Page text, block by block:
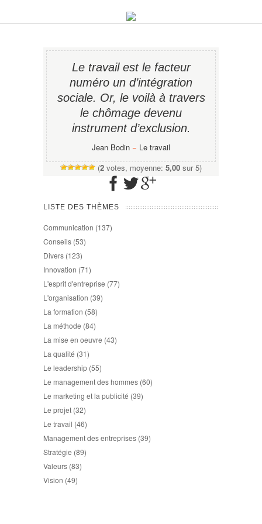
Le travail est le facteur
numéro un d’intégration
sociale. Or, le voilà à travers
le chômage devenu
instrument d’exclusion.
Jean Bodin − Le travail
(2 votes, moyenne: 5,00 sur 5)
LISTE DES THÈMES
Communication (137)
Conseils (53)
Divers (123)
Innovation (71)
L'esprit d'entreprise (77)
L'organisation (39)
La formation (58)
La méthode (84)
La mise en oeuvre (43)
La qualité (31)
Le leadership (55)
Le management des hommes (60)
Le marketing et la publicité (39)
Le projet (32)
Le travail (46)
Management des entreprises (39)
Stratégie (89)
Valeurs (83)
Vision (49)